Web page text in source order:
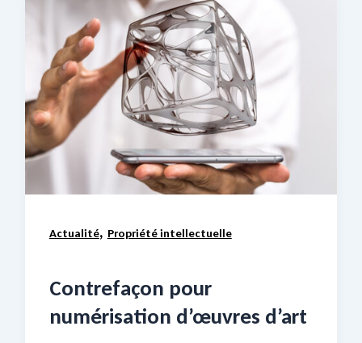
Actualité, Propriété intellectuelle
Contrefaçon pour
numérisation d’œuvres d’art